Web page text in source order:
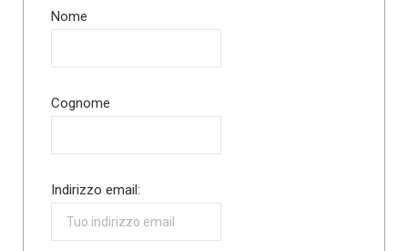
Nome
Cognome
Indirizzo email: